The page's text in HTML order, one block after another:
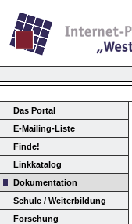
Das Portal
E-Mailing-Liste
Finde!
Linkkatalog
Dokumentation
Schule / Weiterbildung
Forschung